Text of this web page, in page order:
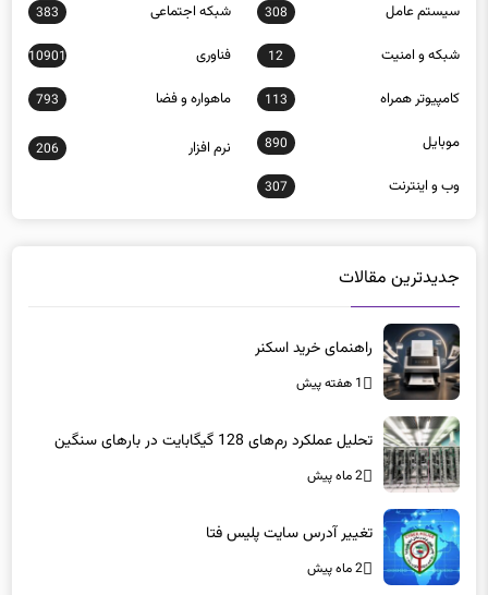
سيستم عامل 308 شبكه اجتماعی 383
شبكه و امنيت 12 فناوری 10901
كامپيوتر همراه 113 ماهواره و فضا 793
موبايل 890 نرم افزار 206
وب و اينترنت 307
جدیدترین مقالات
راهنمای خرید اسکنر
1 هفته پیش
تحلیل عملکرد رم‌های 128 گیگابایت در بارهای سنگین
2 ماه پیش
تغییر آدرس سایت پلیس فتا
2 ماه پیش